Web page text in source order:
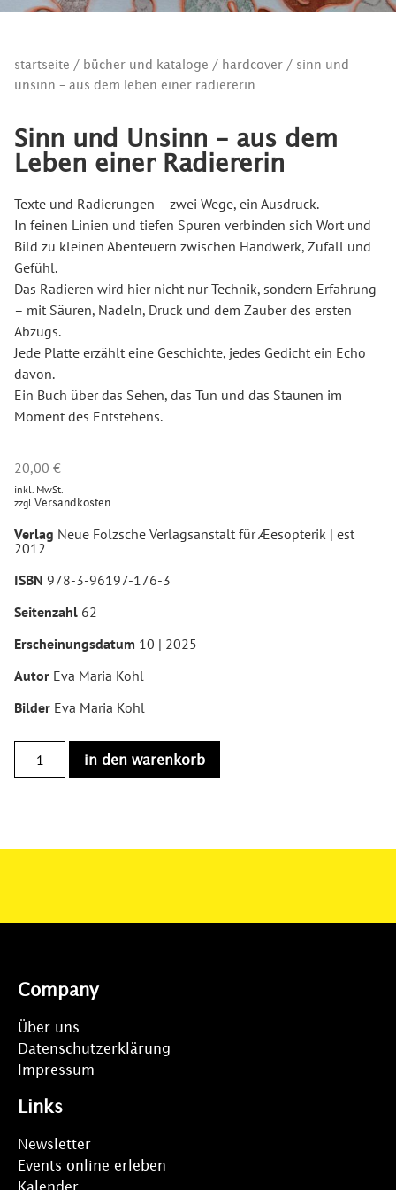
startseite / bücher und kataloge / hardcover / sinn und
unsinn – aus dem leben einer radiererin
Sinn und Unsinn – aus dem
Leben einer Radiererin
Texte und Radierungen – zwei Wege, ein Ausdruck.
In feinen Linien und tiefen Spuren verbinden sich Wort und
Bild zu kleinen Abenteuern zwischen Handwerk, Zufall und
Gefühl.
Das Radieren wird hier nicht nur Technik, sondern Erfahrung
– mit Säuren, Nadeln, Druck und dem Zauber des ersten
Abzugs.
Jede Platte erzählt eine Geschichte, jedes Gedicht ein Echo
davon.
Ein Buch über das Sehen, das Tun und das Staunen im
Moment des Entstehens.
20,00 €
inkl. MwSt.
zzgl. Versandkosten
Verlag Neue Folzsche Verlagsanstalt für Æesopterik | est
2012
ISBN 978-3-96197-176-3
Seitenzahl 62
Erscheinungsdatum 10 | 2025
Autor Eva Maria Kohl
Bilder Eva Maria Kohl
in den warenkorb
Company
Über uns
Datenschutzerklärung
Impressum
Links
Newsletter
Events online erleben
Kalender